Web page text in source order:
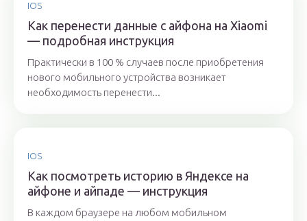
IOS
Как перенести данные с айфона на Xiaomi
— подробная инструкция
Практически в 100 % случаев после приобретения
нового мобильного устройства возникает
необходимость перенести...
IOS
Как посмотреть историю в Яндексе на
айфоне и айпаде — инструкция
В каждом браузере на любом мобильном